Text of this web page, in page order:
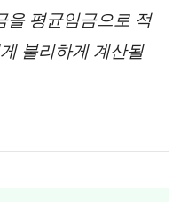
을 평균임금으로 적
불리하게 계산될